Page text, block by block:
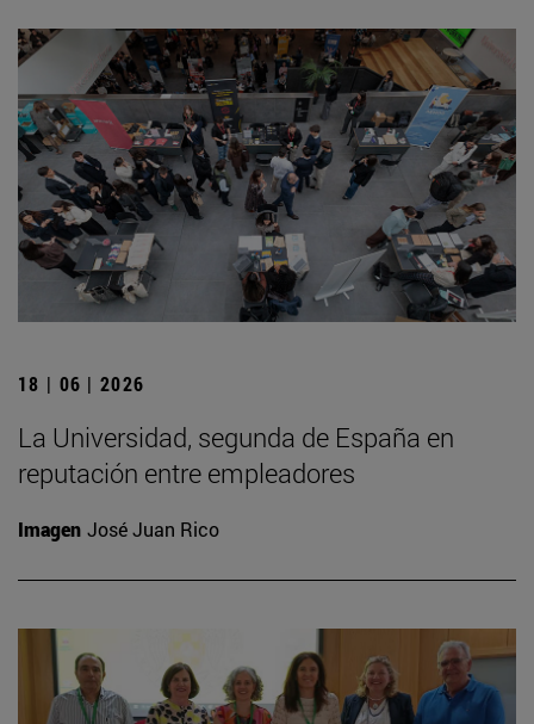
18 | 06 | 2026
La Universidad, segunda de España en
reputación entre empleadores
Imagen José Juan Rico